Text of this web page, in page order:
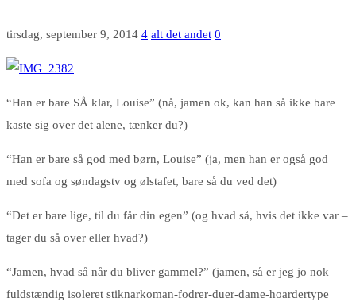
tirsdag, september 9, 2014 4 alt det andet 0
“Han er bare SÅ klar, Louise” (nå, jamen ok, kan han så ikke bare
kaste sig over det alene, tænker du?)
“Han er bare så god med børn, Louise” (ja, men han er også god
med sofa og søndagstv og ølstafet, bare så du ved det)
“Det er bare lige, til du får din egen” (og hvad så, hvis det ikke var –
tager du så over eller hvad?)
“Jamen, hvad så når du bliver gammel?” (jamen, så er jeg jo nok
fuldstændig isoleret stiknarkoman-fodrer-duer-dame-hoardertype